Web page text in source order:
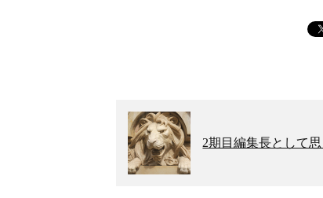
2期目編集長として思